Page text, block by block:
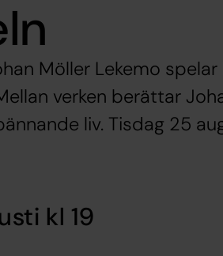
Möller Lekemo
verken berättar
liv. Tisdag 25
kl 19